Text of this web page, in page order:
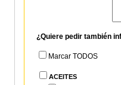
¿Quiere pedir también
Marcar TODOS
ACEITES